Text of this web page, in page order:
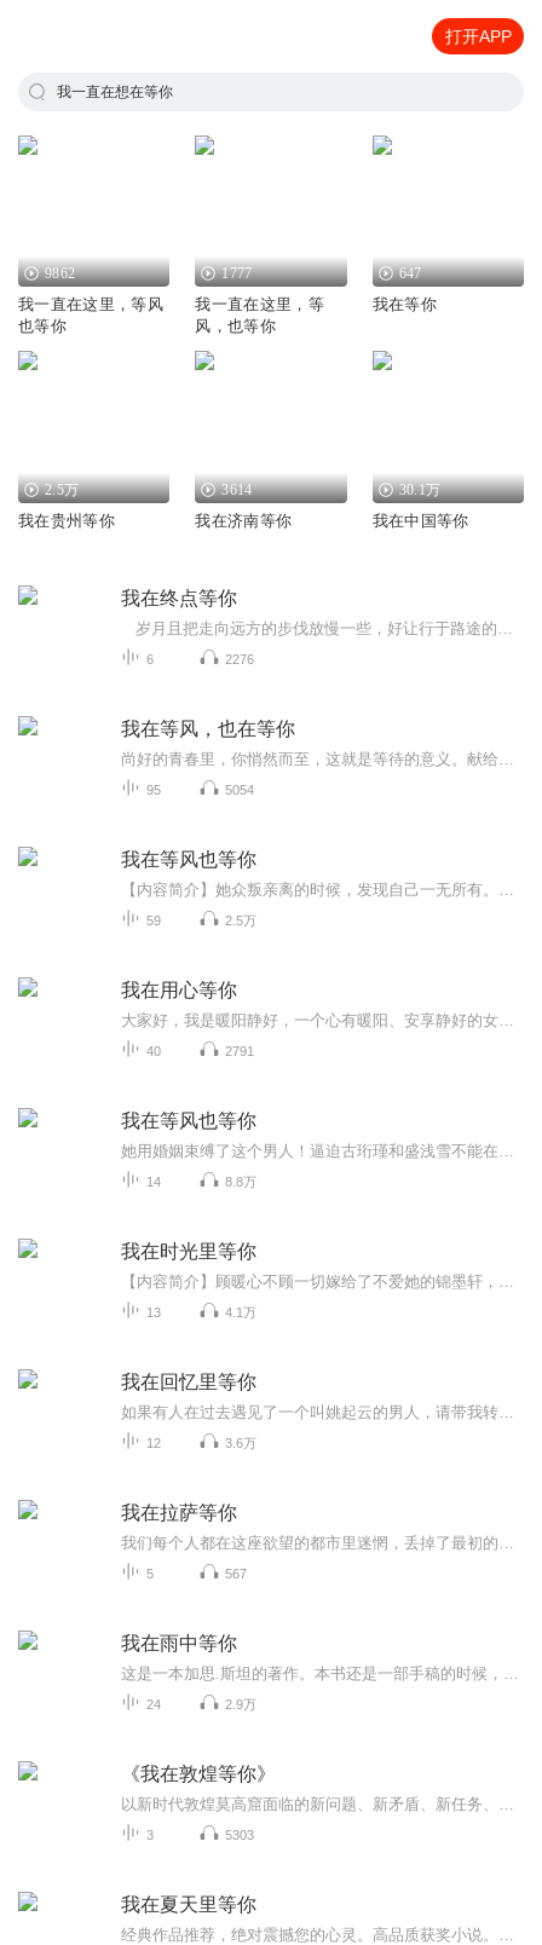
打开APP
我一直在想在等你
9862
我一直在这里，等风
也等你
1777
我一直在这里，等
风，也等你
647
我在等你
2.5万
我在贵州等你
3614
我在济南等你
30.1万
我在中国等你
我在终点等你
6 2276
我在等风，也在等你
95 5054
我在等风也等你
59 2.5万
我在用心等你
40 2791
我在等风也等你
14 8.8万
我在时光里等你
13 4.1万
我在回忆里等你
12 3.6万
我在拉萨等你
5 567
我在雨中等你
24 2.9万
《我在敦煌等你》
3 5303
我在夏天里等你